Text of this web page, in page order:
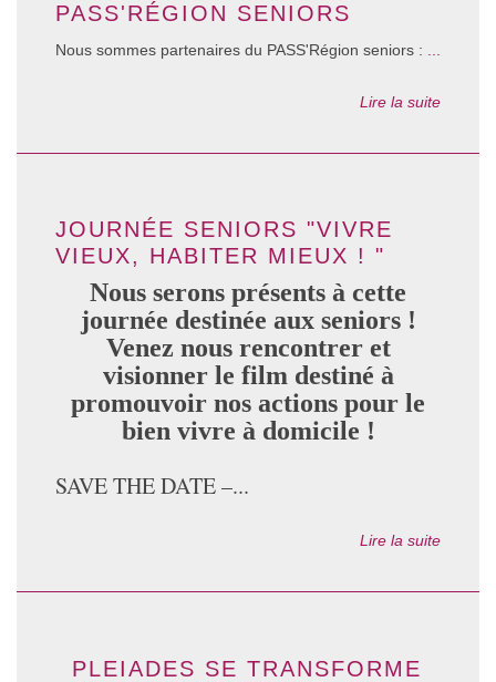
PASS'RÉGION SENIORS
Nous sommes partenaires du PASS'Région seniors :
Lire la suite
JOURNÉE SENIORS "VIVRE
VIEUX, HABITER MIEUX ! "
Nous serons présents à cette
journée destinée aux seniors !
Venez nous rencontrer et
visionner le film destiné à
promouvoir nos actions pour le
bien vivre à domicile !
SAVE THE DATE –...
Lire la suite
PLEIADES SE TRANSFORME